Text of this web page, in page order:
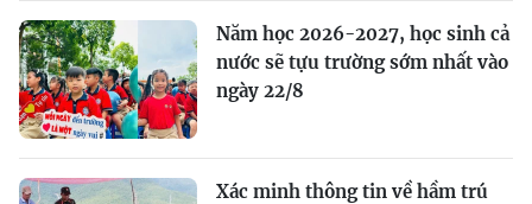
Năm học 2026-2027, học sinh cả
nước sẽ tựu trường sớm nhất vào
ngày 22/8
Xác minh thông tin về hầm trú